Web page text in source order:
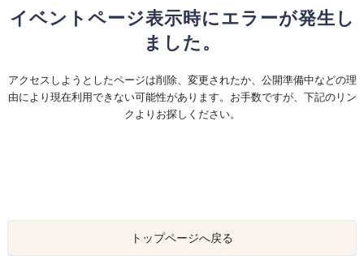
イベントページ表示時にエラーが発生し
ました。
アクセスしようとしたページは削除、変更されたか、公開準備中などの理
由により現在利用できない可能性があります。お手数ですが、下記のリン
クよりお探しください。
トップページへ戻る